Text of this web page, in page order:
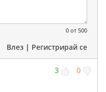
0 от 500
Влез | Регистрирай се
3 0